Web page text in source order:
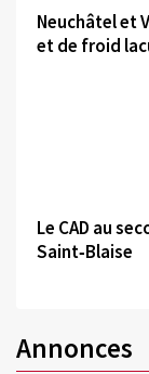
Neuchâtel et
et de froid
Le CAD au
Saint‑Blaise
Annonces